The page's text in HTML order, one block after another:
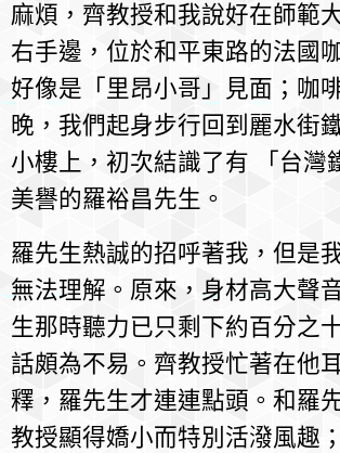
麻煩，齊教授和我說好在師範
右手邊，位於和平東路的法國
好像是「里昂小哥」見面；咖
晚，我們起身步行回到麗水街
小樓上，初次結識了有 「台灣
美譽的羅裕昌先生。
羅先生熱誠的招呼著我，但是
無法理解。原來，身材高大聲
生那時聽力已只剩下約百分之
話頗為不易。齊教授忙著在他
釋，羅先生才連連點頭。和羅
教授顯得嬌小而特別活潑風趣